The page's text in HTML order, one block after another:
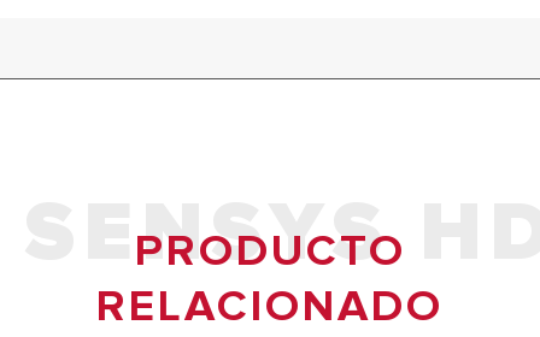
SENSYS
PRODUCTO
RELACIONADO